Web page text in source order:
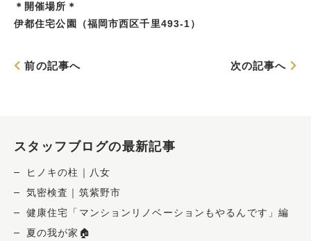
＊開催場所＊
伊都住宅公園
（福岡市西区千里493-1）
前の記事へ 次の記事へ
スタッフブログの最新記事
ヒノキの柱｜八女
気密検査｜筑紫野市
健康住宅「マンションリノベーションもやるんです」編
夏の我が家🏠